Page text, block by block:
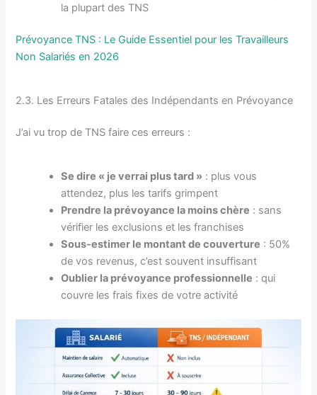
la plupart des TNS
Prévoyance TNS : Le Guide Essentiel pour les Travailleurs
Non Salariés en 2026
2.3. Les Erreurs Fatales des Indépendants en Prévoyance
J’ai vu trop de TNS faire ces erreurs :
Se dire « je verrai plus tard » : plus vous
attendez, plus les tarifs grimpent
Prendre la prévoyance la moins chère : sans
vérifier les exclusions et les franchises
Sous-estimer le montant de couverture : 50%
de vos revenus, c’est souvent insuffisant
Oublier la prévoyance professionnelle : qui
couvre les frais fixes de votre activité